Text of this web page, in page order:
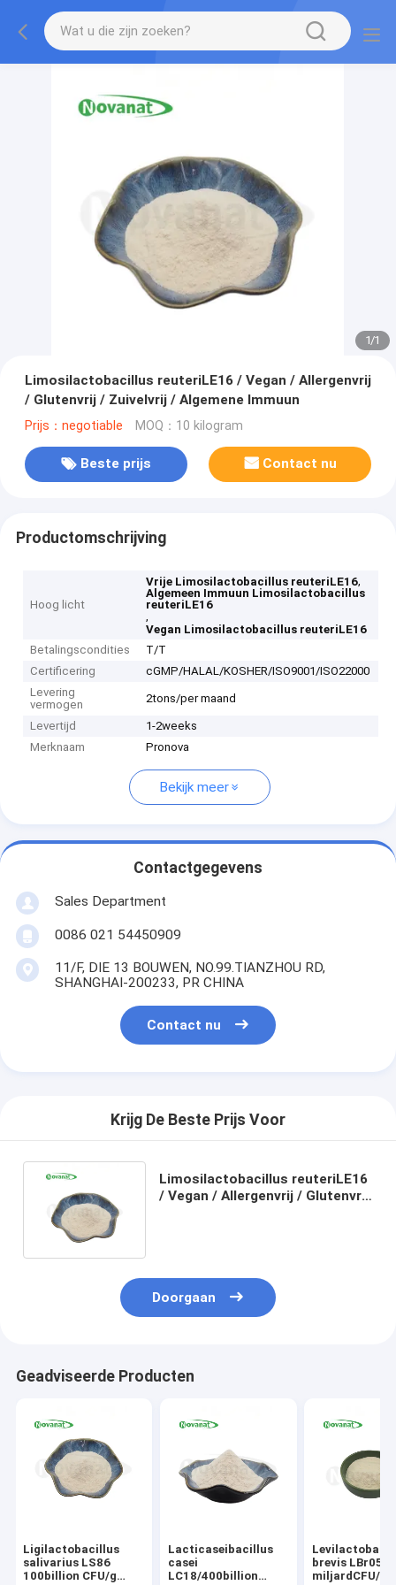
1/1
Limosilactobacillus reuteriLE16 / Vegan / Allergenvrij
/ Glutenvrij / Zuivelvrij / Algemene Immuun
Prijs：negotiable MOQ：10 kilogram
Beste prijs Contact nu
Productomschrijving
Hoog licht
Vrije Limosilactobacillus reuteriLE16,
Algemeen Immuun Limosilactobacillus
reuteriLE16
,
Vegan Limosilactobacillus reuteriLE16
Betalingscondities
T/T
Certificering
cGMP/HALAL/KOSHER/ISO9001/ISO22000
Levering
vermogen
2tons/per maand
Levertijd
1-2weeks
Merknaam
Pronova
Bekijk meer
Contactgegevens
Sales Department
0086 021 54450909
11/F, DIE 13 BOUWEN, NO.99.TIANZHOU RD,
SHANGHAI-200233, PR CHINA
Contact nu
Krijg De Beste Prijs Voor
Limosilactobacillus reuteriLE16
/ Vegan / Allergenvrij / Glutenvrij
Doorgaan
Geadviseerde Producten
Ligilactobacillus
salivarius LS86
100billion CFU/g
Lacticaseibacillus
casei
LC18/400billion
brevis LBr05
miljardCFU/g